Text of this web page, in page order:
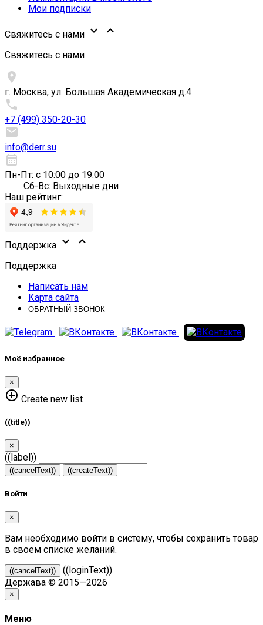
Мои подписки
Свяжитесь с нами  
Свяжитесь с нами

г. Москва, ул. Большая Академическая д.4

+7 (499) 350-20-30

info@derr.su
calendar_month
Пн-Пт: с 10:00 до 19:00
Сб-Вс: Выходные дни
Наш рейтинг:
Поддержка  
Поддержка
Написать нам
Карта сайта
ОБРАТНЫЙ ЗВОНОК
Моё избранное
×
add_circle_outline Create new list
((title))
×
((label))
((cancelText)) ((createText))
Войти
×
Вам необходимо войти в систему, чтобы сохранить товар
в своем списке желаний.
((cancelText))
((loginText))
Держава © 2015—2026
×
Меню